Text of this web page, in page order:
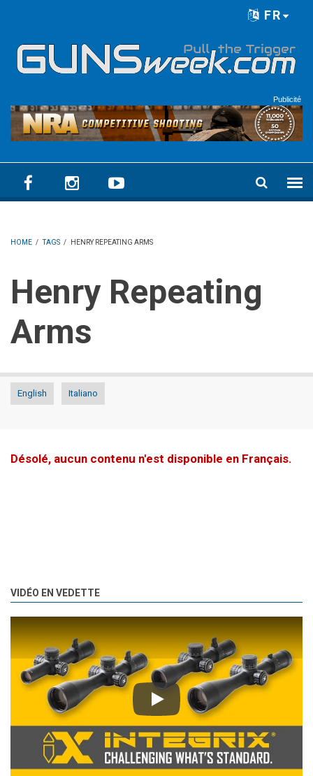
FR
Publicité
HOME / TAGS / HENRY REPEATING ARMS
Henry Repeating
Arms
English Italiano
Désolé, aucun contenu n'est disponible en Français.
VIDÉO EN VEDETTE
Play